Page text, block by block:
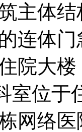
主体
连体
院大
室位于
网络